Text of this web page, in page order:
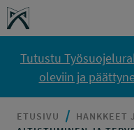
Siirry sisältöön
Työsuojelurahasto
Tutustu
oleviin ja
ETUSIVU
HANKKEET